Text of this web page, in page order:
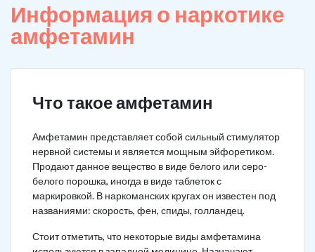
Информация о наркотике
амфетамин
Что такое амфетамин
Амфетамин представляет собой сильный стимулятор
нервной системы и является мощным эйфоретиком.
Продают данное вещество в виде белого или серо-
белого порошка, иногда в виде таблеток с
маркировкой. В наркоманских кругах он известен под
названиями: скорость, фен, спиды, голландец.
Стоит отметить, что некоторые виды амфетамина